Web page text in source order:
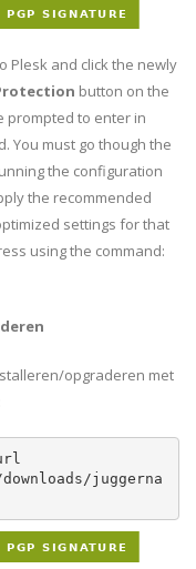
Plesk and click the newly
button on the
prompted to enter in
You must go though the
the configuration
the recommended
settings for that
using the command:
opgraderen met
juggerna